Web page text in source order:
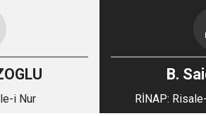
i Nur
B.
RİNAP: